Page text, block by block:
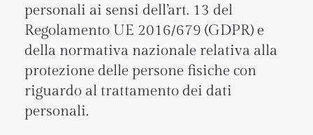
personali ai sensi dell’art. 13 del
Regolamento UE 2016/679 (GDPR) e
della normativa nazionale relativa alla
protezione delle persone fisiche con
riguardo al trattamento dei dati
personali.